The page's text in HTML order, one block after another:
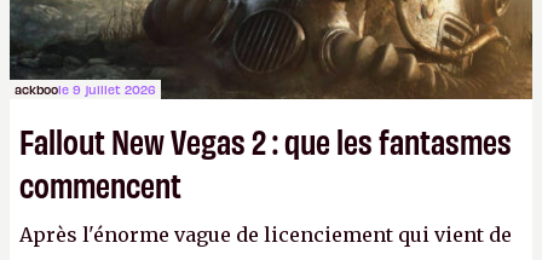
ackboole 9 juillet 2026
Fallout New Vegas 2 : que les fantasmes
commencent
Après l'énorme vague de licenciement qui vient de